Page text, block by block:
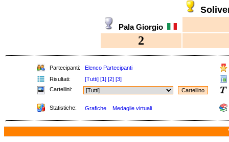
Pala Giorgio
2
Partecipanti:
Elenco Partecipanti
Risultati:
[Tutti] [1] [2] [3]
Cartellini:
Statistiche: Grafiche Medaglie virtuali